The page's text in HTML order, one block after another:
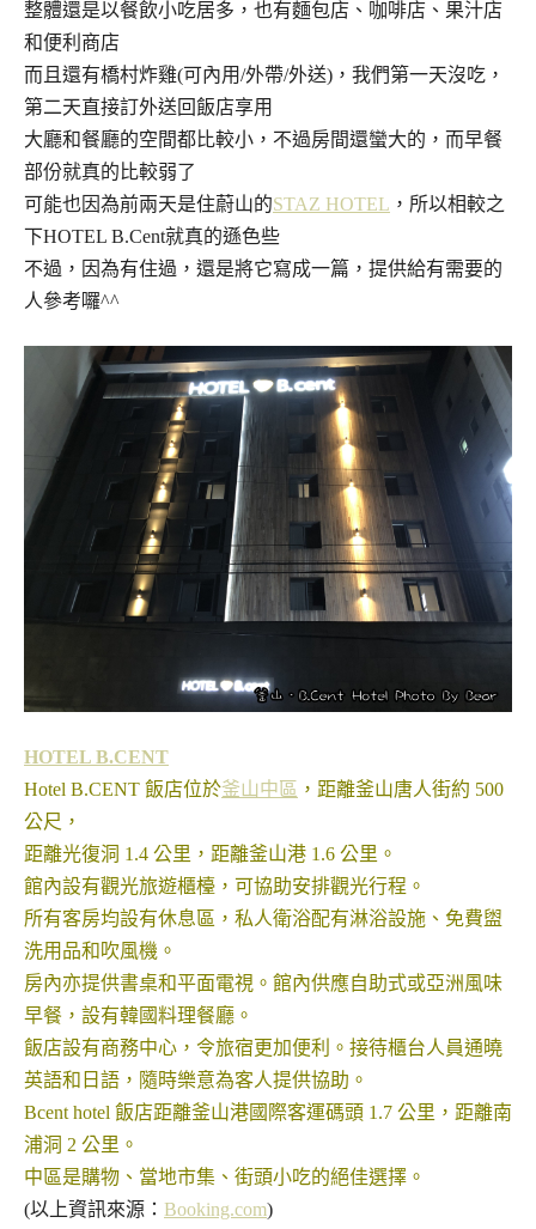
整體還是以餐飲小吃居多，也有麵包店、咖啡店、果汁店
和便利商店
而且還有橋村炸雞(可內用/外帶/外送)，我們第一天沒吃，
第二天直接訂外送回飯店享用
大廳和餐廳的空間都比較小，不過房間還蠻大的，而早餐
部份就真的比較弱了
可能也因為前兩天是住蔚山的STAZ HOTEL ，所以相較之
下HOTEL B.Cent就真的遜色些
不過，因為有住過，還是將它寫成一篇，提供給有需要的
人參考囉^^
HOTEL B.CENT
Hotel B.CENT 飯店位於釜山中區 ，距離釜山唐人街約 500
公尺，
距離光復洞 1.4 公里，距離釜山港 1.6 公里。
館內設有觀光旅遊櫃檯，可協助安排觀光行程。
所有客房均設有休息區，私人衛浴配有淋浴設施、免費盥
洗用品和吹風機。
房內亦提供書桌和平面電視。館內供應自助式或亞洲風味
早餐，設有韓國料理餐廳。
飯店設有商務中心，令旅宿更加便利。接待櫃台人員通曉
英語和日語，隨時樂意為客人提供協助。
Bcent hotel 飯店距離釜山港國際客運碼頭 1.7 公里，距離南
浦洞 2 公里。
中區是購物 、 當地市集 、 街頭小吃的絕佳選擇。
(以上資訊來源： Booking.com)